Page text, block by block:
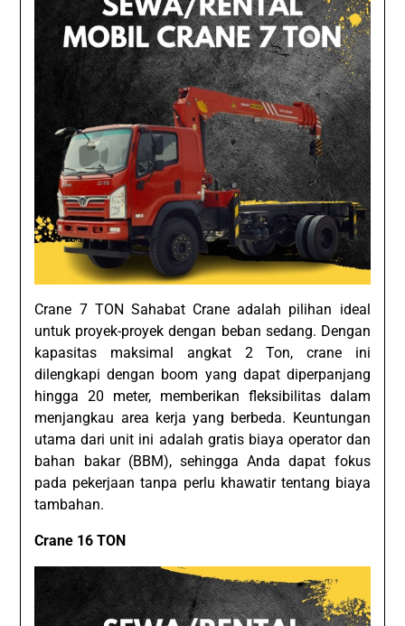
Crane 7 TON Sahabat Crane adalah pilihan ideal
untuk proyek-proyek dengan beban sedang. Dengan
kapasitas maksimal angkat 2 Ton, crane ini
dilengkapi dengan boom yang dapat diperpanjang
hingga 20 meter, memberikan fleksibilitas dalam
menjangkau area kerja yang berbeda. Keuntungan
utama dari unit ini adalah gratis biaya operator dan
bahan bakar (BBM), sehingga Anda dapat fokus
pada pekerjaan tanpa perlu khawatir tentang biaya
tambahan.
Crane 16 TON